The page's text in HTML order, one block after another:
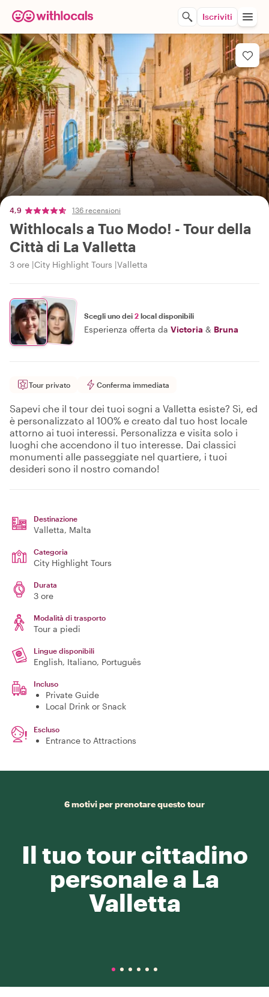
Iscriviti
4,9 136 recensioni
Withlocals a Tuo Modo! - Tour della
Città di La Valletta
3 ore City Highlight Tours Valletta
Scegli uno dei 2 local disponibili
Esperienza offerta da Victoria & Bruna
Tour privato Conferma immediata
Sapevi che il tour dei tuoi sogni a Valletta esiste? Sì, ed
è personalizzato al 100% e creato dal tuo host locale
attorno ai tuoi interessi. Personalizza e visita solo i
luoghi che accendono il tuo interesse. Dai classici
monumenti alle passeggiate nel quartiere, i tuoi
desideri sono il nostro comando!
Destinazione
Valletta, Malta
Categoria
City Highlight Tours
Durata
3 ore
Modalità di trasporto
Tour a piedi
Lingue disponibili
English, Italiano, Português
Incluso
Private Guide
Local Drink or Snack
Escluso
Entrance to Attractions
6 motivi per prenotare questo tour
Il tuo tour cittadino
personale a La
Valletta